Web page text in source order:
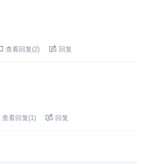
查看回复(2) 回复
查看回复(1 ) 回复